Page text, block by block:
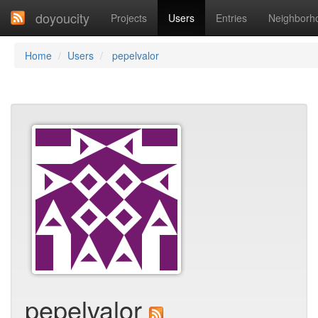
doyoucity Projects Users Entries
Home Users pepelvalor
pepelvalor